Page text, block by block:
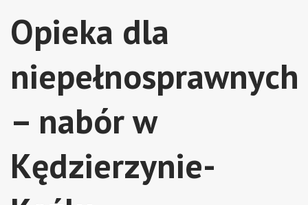
Opieka dla
niepełnosprawnych
– nabór w
Kędzierzynie-